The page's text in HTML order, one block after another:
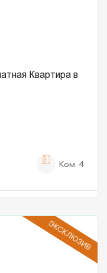
Квартира в
Ком. 4
ЭКСКЛЮЗИВ